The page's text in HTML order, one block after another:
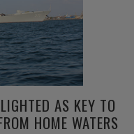
AS KEY TO
HOME WATERS